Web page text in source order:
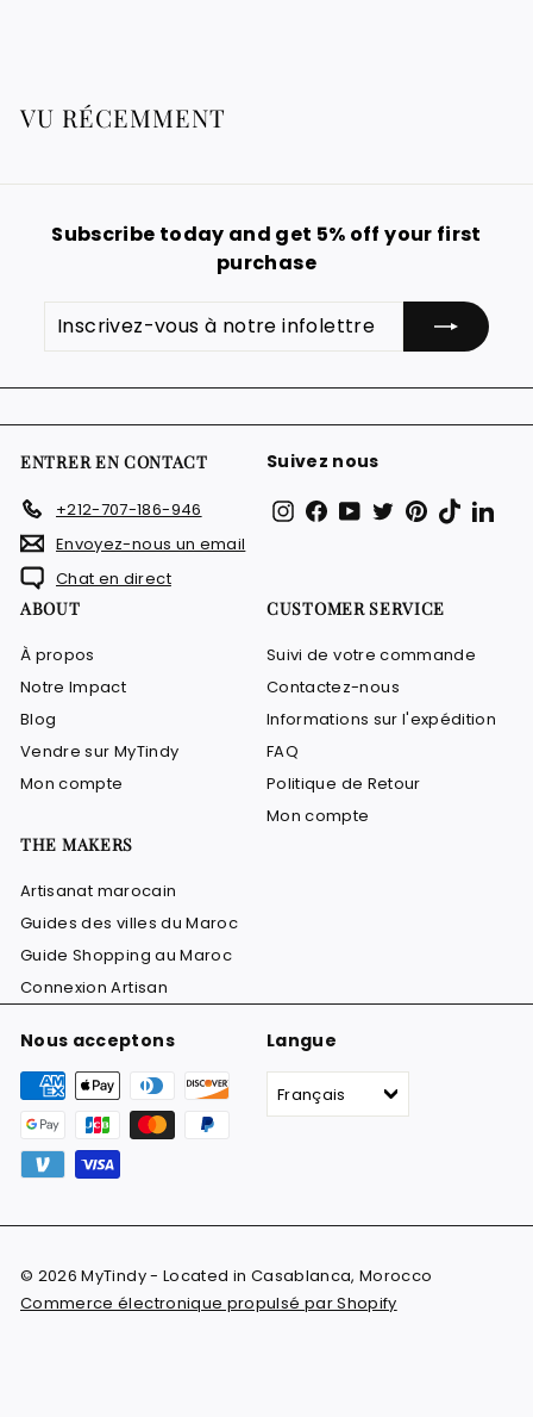
VU RÉCEMMENT
Subscribe today and get 5% off your first
purchase
Inscrivez-
vous
notre
infolettre
S'inscrire
ENTRER EN CONTACT
+212-707-186-946
Envoyez-nous un email
Chat en direct
Suivez nous
Instagram
Facebook
YouTubeTwitterPinterest
TikTok
ABOUT
À propos
Notre Impact
Blog
Vendre sur MyTindy
Mon compte
CUSTOMER SERVICE
Suivi de votre commande
Contactez-nous
Informations sur l'expédition
FAQ
Politique de Retour
Mon compte
THE MAKERS
Artisanat marocain
Guides des villes du Maroc
Guide Shopping au Maroc
Connexion Artisan
Nous acceptons Langue
Français
© 2026 MyTindy - Located in Casablanca, Morocco
Commerce électronique propulsé par Shopify